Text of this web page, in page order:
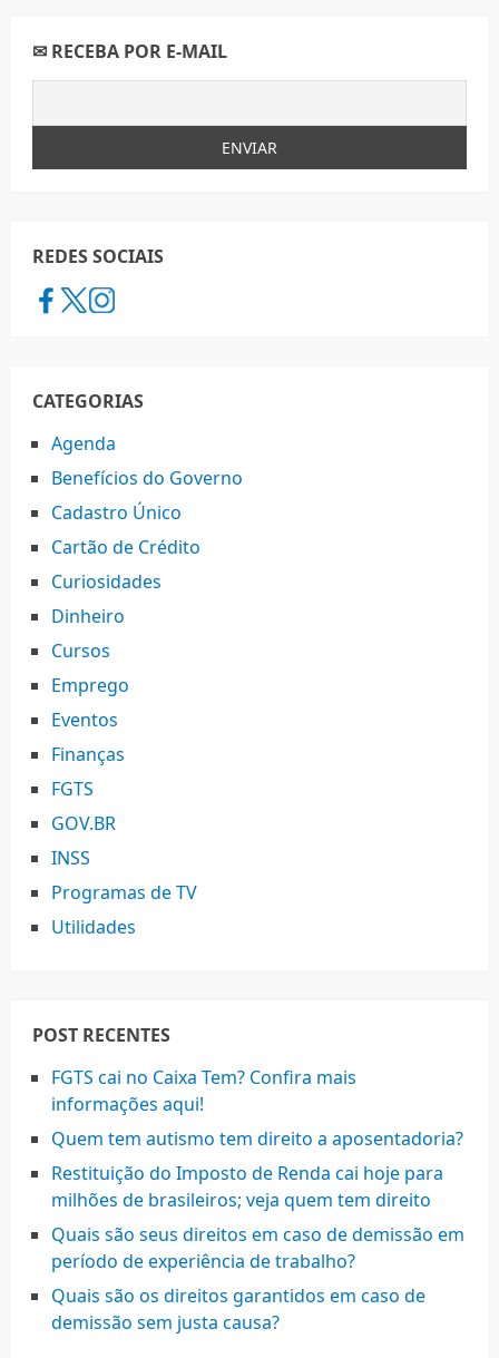
✉ RECEBA POR E-MAIL
REDES SOCIAIS
CATEGORIAS
Agenda
Benefícios do Governo
Cadastro Único
Cartão de Crédito
Curiosidades
Dinheiro
Cursos
Emprego
Eventos
Finanças
FGTS
GOV.BR
INSS
Programas de TV
Utilidades
POST RECENTES
FGTS cai no Caixa Tem? Confira mais
informações aqui!
Quem tem autismo tem direito a aposentadoria?
Restituição do Imposto de Renda cai hoje para
milhões de brasileiros; veja quem tem direito
Quais são seus direitos em caso de demissão em
período de experiência de trabalho?
Quais são os direitos garantidos em caso de
demissão sem justa causa?